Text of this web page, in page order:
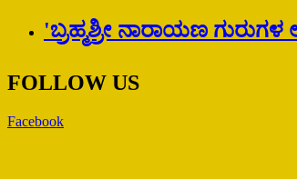
'ಬ್ರಹ್ಮಶ್ರೀ ನಾರಾಯಣ
FOLLOW US
Facebook